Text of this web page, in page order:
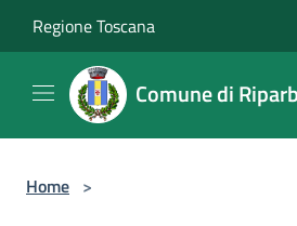
Regione Toscana
Comune di
Home >